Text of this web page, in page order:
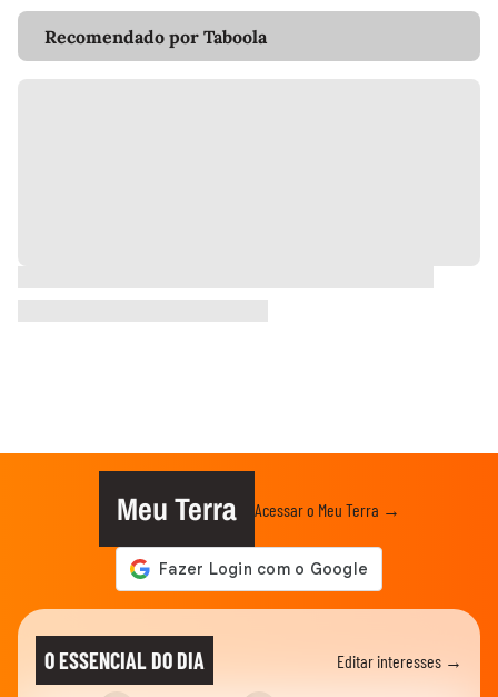
Recomendado por Taboola
Meu Terra Acessar o Meu Terra →
O ESSENCIAL DO DIA Editar interesses →